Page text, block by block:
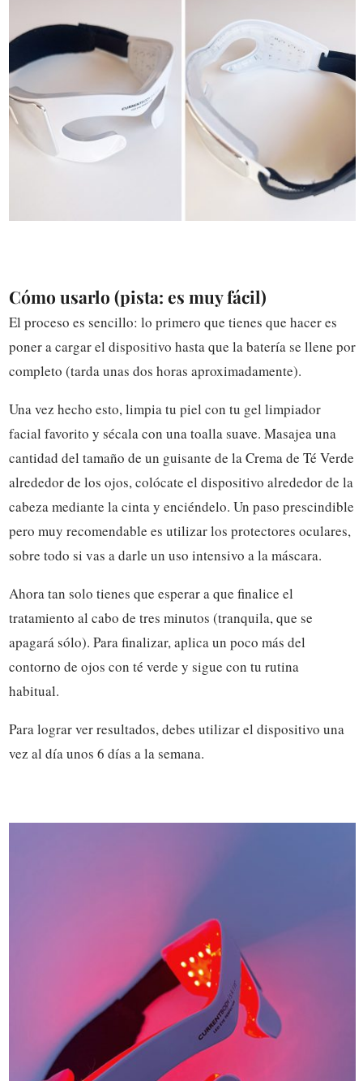
Cómo usarlo (pista: es muy fácil)
El proceso es sencillo: lo primero que tienes que hacer es
poner a cargar el dispositivo hasta que la batería se llene por
completo (tarda unas dos horas aproximadamente).
Una vez hecho esto, limpia tu piel con tu gel limpiador
facial favorito y sécala con una toalla suave. Masajea una
cantidad del tamaño de un guisante de la Crema de Té Verde
alrededor de los ojos, colócate el dispositivo alrededor de la
cabeza mediante la cinta y enciéndelo. Un paso prescindible
pero muy recomendable es utilizar los protectores oculares,
sobre todo si vas a darle un uso intensivo a la máscara.
Ahora tan solo tienes que esperar a que finalice el
tratamiento al cabo de tres minutos (tranquila, que se
apagará sólo). Para finalizar, aplica un poco más del
contorno de ojos con té verde y sigue con tu rutina
habitual.
Para lograr ver resultados, debes utilizar el dispositivo una
vez al día unos 6 días a la semana.